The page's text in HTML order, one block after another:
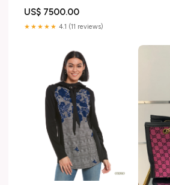
US$ 7500.00
★★★★★ 4.1 (11 reviews)